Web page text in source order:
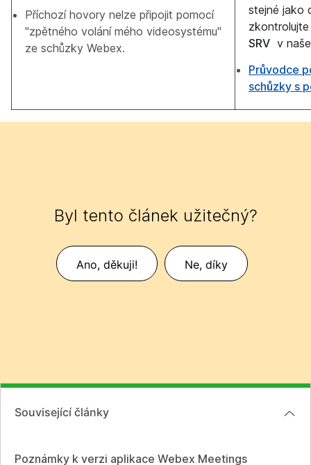
Příchozí hovory nelze připojit pomocí
"zpětného volání mého videosystému"
ze schůzky Webex.
stejné jako
SRV v
Průvodce
schůzky s
Byl tento článek užitečný?
Ano, děkuji! Ne, díky
Související články
Poznámky k verzi aplikace Webex Meetings